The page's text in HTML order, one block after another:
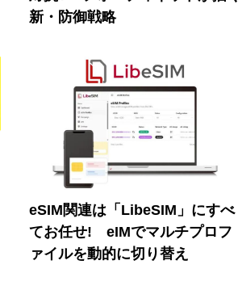
新・防御戦略
eSIM関連は「LibeSIM」にすべ
てお任せ! eIMでマルチプロフ
ァイルを動的に切り替え